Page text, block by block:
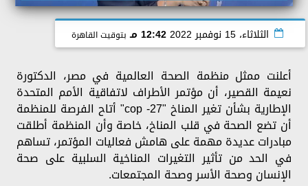
الثلاثاء، 15 نوفمبر 2022 12:42 مـ بتوقيت القاهرة
أعلنت ممثل منظمة الصحة العالمية في مصر، الدكتورة
نعيمة القصير، أن مؤتمر الأطراف لاتفاقية الأمم المتحدة
الإطارية بشأن تغير المناخ "cop -27" أتاح الفرصة للمنظمة
أن تضع الصحة في قلب المناخ، خاصة وأن المنظمة أطلقت
مبادرات عديدة مهمة على هامش فعاليات المؤتمر، تساهم
في الحد من تأثير التغيرات المناخية السلبية على صحة
الإنسان وصحة الأسر وصحة المجتمعات.